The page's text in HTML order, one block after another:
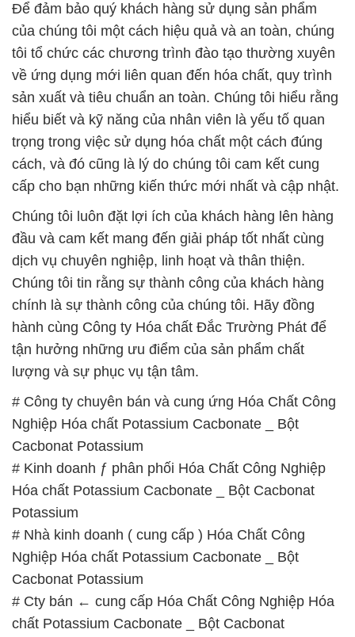
Để đảm bảo quý khách hàng sử dụng sản phẩm
của chúng tôi một cách hiệu quả và an toàn, chúng
tôi tổ chức các chương trình đào tạo thường xuyên
về ứng dụng mới liên quan đến hóa chất, quy trình
sản xuất và tiêu chuẩn an toàn. Chúng tôi hiểu rằng
hiểu biết và kỹ năng của nhân viên là yếu tố quan
trọng trong việc sử dụng hóa chất một cách đúng
cách, và đó cũng là lý do chúng tôi cam kết cung
cấp cho bạn những kiến thức mới nhất và cập nhật.
Chúng tôi luôn đặt lợi ích của khách hàng lên hàng
đầu và cam kết mang đến giải pháp tốt nhất cùng
dịch vụ chuyên nghiệp, linh hoạt và thân thiện.
Chúng tôi tin rằng sự thành công của khách hàng
chính là sự thành công của chúng tôi. Hãy đồng
hành cùng Công ty Hóa chất Đắc Trường Phát để
tận hưởng những ưu điểm của sản phẩm chất
lượng và sự phục vụ tận tâm.
# Công ty chuyên bán và cung ứng Hóa Chất Công
Nghiệp Hóa chất Potassium Cacbonate _ Bột
Cacbonat Potassium
# Kinh doanh ƒ phân phối Hóa Chất Công Nghiệp
Hóa chất Potassium Cacbonate _ Bột Cacbonat
Potassium
# Nhà kinh doanh ( cung cấp ) Hóa Chất Công
Nghiệp Hóa chất Potassium Cacbonate _ Bột
Cacbonat Potassium
# Cty bán ← cung cấp Hóa Chất Công Nghiệp Hóa
chất Potassium Cacbonate _ Bột Cacbonat